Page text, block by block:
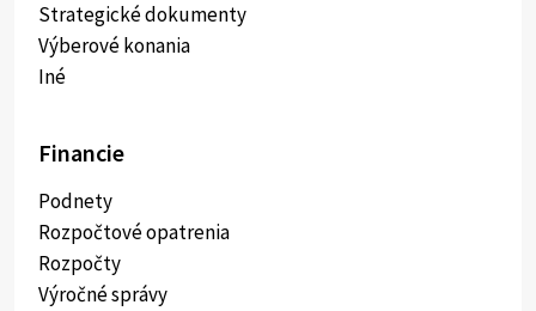
Strategické dokumenty
Výberové konania
Iné
Financie
Podnety
Rozpočtové opatrenia
Rozpočty
Výročné správy